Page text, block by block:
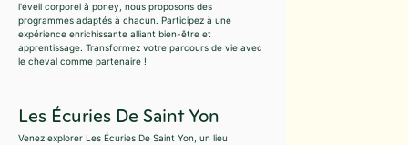
l'éveil corporel à poney, nous proposons des
programmes adaptés à chacun. Participez à une
expérience enrichissante alliant bien-être et
apprentissage. Transformez votre parcours de vie avec
le cheval comme partenaire !
Les Écuries De Saint Yon
Venez explorer Les Écuries De Saint Yon, un lieu